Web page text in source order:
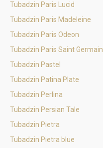
Tubadzin Paris Lucid
Tubadzin Paris Madeleine
Tubadzin Paris Odeon
Tubadzin Paris Saint Germain
Tubadzin Pastel
Tubadzin Patina Plate
Tubadzin Perlina
Tubadzin Persian Tale
Tubadzin Pietra
Tubadzin Pietra blue